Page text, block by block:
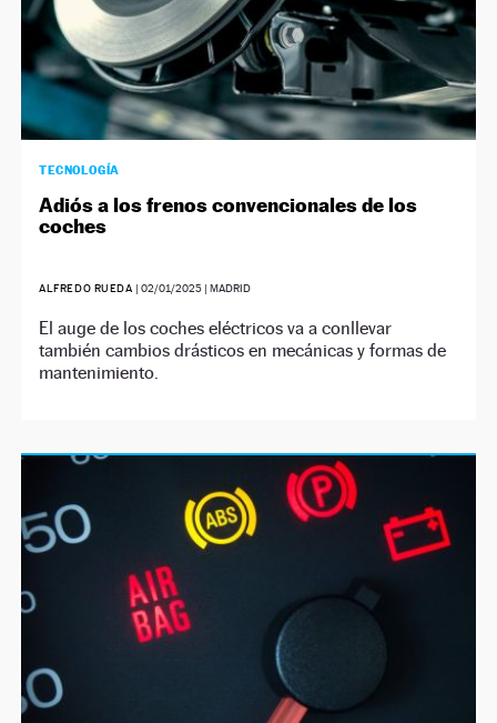
TECNOLOGÍA
Adiós a los frenos convencionales de los
coches
ALFREDO RUEDA | 02/01/2025| MADRID
El auge de los coches eléctricos va a conllevar
también cambios drásticos en mecánicas y formas de
mantenimiento.